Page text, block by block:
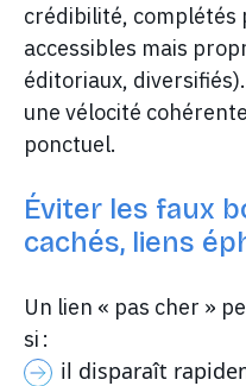
crédibilité, complétés
accessibles mais
éditoriaux,
une vélocité
ponctuel.
Éviter les faux
cachés, liens
Un lien « pas cher »
si :
il disparaît